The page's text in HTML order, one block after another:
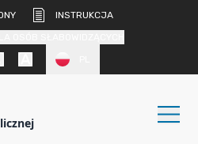
INSTRUKCJA